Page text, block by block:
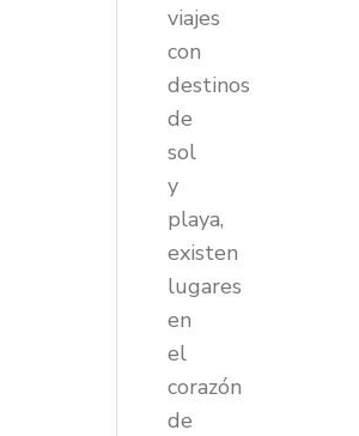
viajes
con
destinos
de
sol
y
playa,
existen
lugares
en
el
corazón
de